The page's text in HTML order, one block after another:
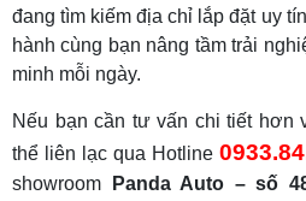
đang tìm kiếm địa chỉ lắp đặt uy
hành cùng bạn nâng tầm trải
minh mỗi ngày.
Nếu bạn cần tư vấn chi tiết hơn
thể liên lạc qua Hotline
showroom
Panda Auto – số